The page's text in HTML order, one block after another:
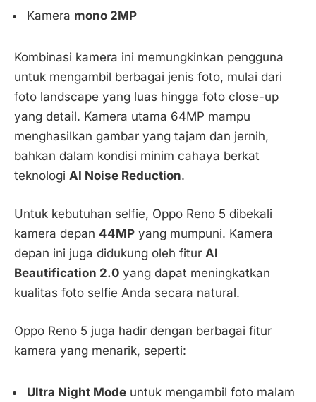
Kamera mono 2MP
Kombinasi kamera ini memungkinkan pengguna
untuk mengambil berbagai jenis foto, mulai dari
foto landscape yang luas hingga foto close-up
yang detail. Kamera utama 64MP mampu
menghasilkan gambar yang tajam dan jernih,
bahkan dalam kondisi minim cahaya berkat
teknologi AI Noise Reduction.
Untuk kebutuhan selfie, Oppo Reno 5 dibekali
kamera depan 44MP yang mumpuni. Kamera
depan ini juga didukung oleh fitur AI
Beautification 2.0 yang dapat meningkatkan
kualitas foto selfie Anda secara natural.
Oppo Reno 5 juga hadir dengan berbagai fitur
kamera yang menarik, seperti:
Ultra Night Mode untuk mengambil foto malam